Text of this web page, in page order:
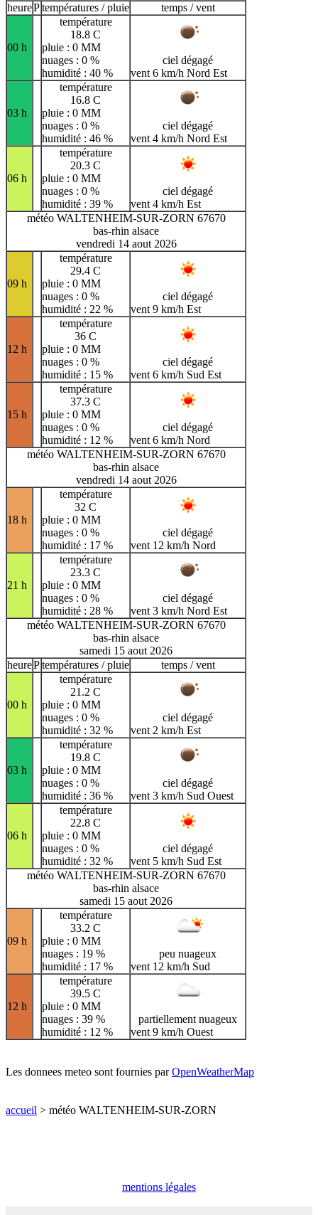
heurePtempératures / pluie temps / vent
00 h
température
18.8 C
pluie : 0 MM
nuages : 0 %
humidité : 40 %
ciel dégagé
vent 6 km/h Nord Est
03 h
température
16.8 C
pluie : 0 MM
nuages : 0 %
humidité : 46 %
ciel dégagé
vent 4 km/h Nord Est
06 h
température
20.3 C
pluie : 0 MM
nuages : 0 %
humidité : 39 %
ciel dégagé
vent 4 km/h Est
météo WALTENHEIM-SUR-ZORN 67670
bas-rhin alsace
vendredi 14 aout 2026
09 h
température
29.4 C
pluie : 0 MM
nuages : 0 %
humidité : 22 %
ciel dégagé
vent 9 km/h Est
12 h
température
36 C
pluie : 0 MM
nuages : 0 %
humidité : 15 %
ciel dégagé
vent 6 km/h Sud Est
15 h
température
37.3 C
pluie : 0 MM
nuages : 0 %
humidité : 12 %
ciel dégagé
vent 6 km/h Nord
météo WALTENHEIM-SUR-ZORN 67670
bas-rhin alsace
vendredi 14 aout 2026
18 h
température
32 C
pluie : 0 MM
nuages : 0 %
humidité : 17 %
ciel dégagé
vent 12 km/h Nord
21 h
température
23.3 C
pluie : 0 MM
nuages : 0 %
humidité : 28 %
ciel dégagé
vent 3 km/h Nord Est
météo WALTENHEIM-SUR-ZORN 67670
bas-rhin alsace
samedi 15 aout 2026
heurePtempératures / pluie temps / vent
00 h
température
21.2 C
pluie : 0 MM
nuages : 0 %
humidité : 32 %
ciel dégagé
vent 2 km/h Est
03 h
température
19.8 C
pluie : 0 MM
nuages : 0 %
humidité : 36 %
ciel dégagé
vent 3 km/h Sud Ouest
06 h
température
22.8 C
pluie : 0 MM
nuages : 0 %
humidité : 32 %
ciel dégagé
vent 5 km/h Sud Est
météo WALTENHEIM-SUR-ZORN 67670
bas-rhin alsace
samedi 15 aout 2026
09 h
température
33.2 C
pluie : 0 MM
nuages : 19 %
humidité : 17 %
peu nuageux
vent 12 km/h Sud
12 h
température
39.5 C
pluie : 0 MM
nuages : 39 %
humidité : 12 %
partiellement nuageux
vent 9 km/h Ouest
Les donnees meteo sont fournies parOpenWeatherMap
accueil > météo WALTENHEIM-SUR-ZORN
mentions légales